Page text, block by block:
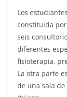
Los
constituida
seis
diferentes
fisioterapia,
La otra parte
de una sala